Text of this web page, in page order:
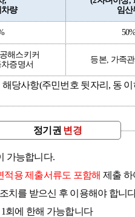
량
임산
해스키커
증명서
등본, 가족
당사항(주민번호 뒷자리, 동
정기권 변경
가능합니다.
적용 제출서류도 포함해 제출 하
치를 받으신 후 이용해야 합니
회에 한해 가능합니다